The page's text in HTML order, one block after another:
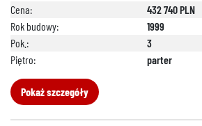
Cena:
432 740 PLN
Rok budowy:
1999
Pok.:
3
Piętro:
parter
Pokaż szczegóły